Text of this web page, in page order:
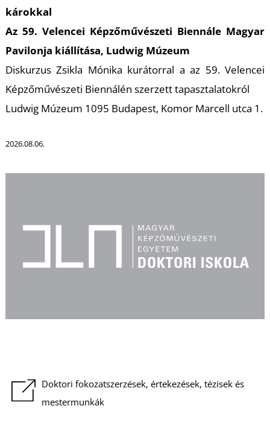
Doktori fokozatszerzések, értekezések, tézisek és
mestermunkák
károkkal
Az 59. Velencei Képzőművészeti Biennále Magyar
Pavilonja kiállítása, Ludwig Múzeum
Diskurzus Zsikla Mónika kurátorral a az 59. Velencei
Képzőművészeti Biennálén szerzett tapasztalatokról
Ludwig Múzeum 1095 Budapest, Komor Marcell utca 1.
2026.08.06.